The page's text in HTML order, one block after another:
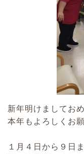
新年明けましてお
本年もよろしくお
１月４日から９日